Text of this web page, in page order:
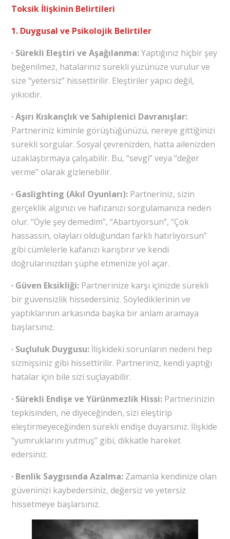
Toksik İlişkinin Belirtileri
1. Duygusal ve Psikolojik Belirtiler
· Sürekli Eleştiri ve Aşağılanma:Yaptığınız hiçbir şey
beğenilmez, hatalarınız sürekli yüzünüze vurulur ve
size “yetersiz” hissettirilir. Eleştiriler yapıcı değil,
yıkıcıdır.
· Aşırı Kıskançlık ve Sahiplenici Davranışlar:
Partneriniz kiminle görüştüğünüzü, nereye gittiğinizi
sürekli sorgular. Sosyal çevrenizden, hatta ailenizden
uzaklaştırmaya çalışabilir. Bu, “sevgi” veya “değer
verme” olarak gizlenebilir.
· Gaslighting (Akıl Oyunları):Partneriniz, sizin
gerçeklik algınızı ve hafızanızı sorgulamanıza neden
olur. “Öyle şey demedim”, “Abartıyorsun”, “Çok
hassassın, olayları olduğundan farklı hatırlıyorsun”
gibi cümlelerle kafanızı karıştırır ve kendi
doğrularınızdan şüphe etmenize yol açar.
· Güven Eksikliği:Partnerinize karşı içinizde sürekli
bir güvensizlik hissedersiniz. Söylediklerinin ve
yaptıklarının arkasında başka bir anlam aramaya
başlarsınız.
· Suçluluk Duygusu:İlişkideki sorunların nedeni hep
sizmişsiniz gibi hissettirilir. Partneriniz, kendi yaptığı
hatalar için bile sizi suçlayabilir.
· Sürekli Endişe ve Yürünmezlik Hissi:Partnerinizin
tepkisinden, ne diyeceğinden, sizi eleştirip
eleştirmeyeceğinden sürekli endişe duyarsınız. İlişkide
“yumruklarını yutmuş” gibi, dikkatle hareket
edersiniz.
· Benlik Saygısında Azalma:Zamanla kendinize olan
güveninizi kaybedersiniz, değersiz ve yetersiz
hissetmeye başlarsınız.